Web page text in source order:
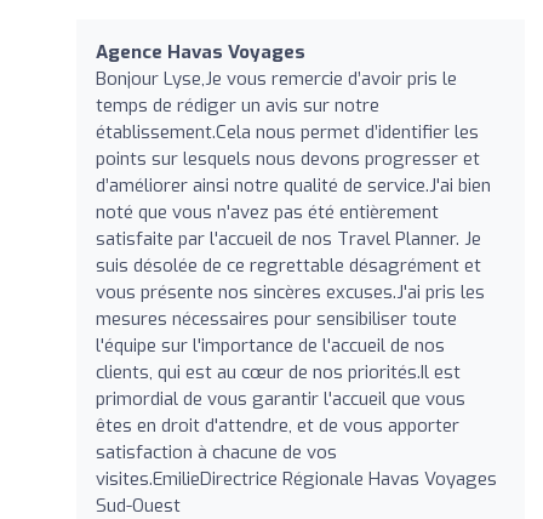
Agence Havas Voyages
Bonjour Lyse,Je vous remercie d’avoir pris le
temps de rédiger un avis sur notre
établissement.Cela nous permet d’identifier les
points sur lesquels nous devons progresser et
d’améliorer ainsi notre qualité de service.J'ai bien
noté que vous n'avez pas été entièrement
satisfaite par l'accueil de nos Travel Planner. Je
suis désolée de ce regrettable désagrément et
vous présente nos sincères excuses.J'ai pris les
mesures nécessaires pour sensibiliser toute
l'équipe sur l'importance de l'accueil de nos
clients, qui est au cœur de nos priorités.Il est
primordial de vous garantir l'accueil que vous
êtes en droit d'attendre, et de vous apporter
satisfaction à chacune de vos
visites.EmilieDirectrice Régionale Havas Voyages
Sud-Ouest